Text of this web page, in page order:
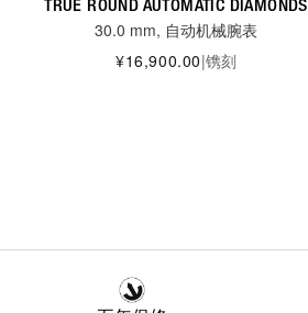
TRUE ROUND AUTOMATIC DIAMONDS
30.0 mm, 自动机械腕表
¥16,900.00|镌刻